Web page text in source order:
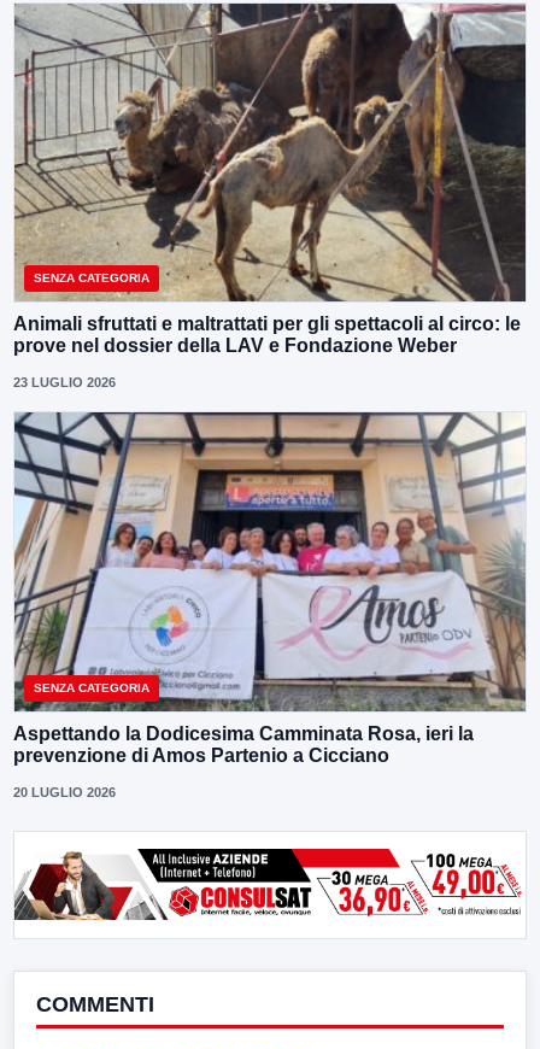
SENZA CATEGORIA
Animali sfruttati e maltrattati per gli spettacoli al circo: le
prove nel dossier della LAV e Fondazione Weber
23 LUGLIO 2026
SENZA CATEGORIA
Aspettando la Dodicesima Camminata Rosa, ieri la
prevenzione di Amos Partenio a Cicciano
20 LUGLIO 2026
COMMENTI